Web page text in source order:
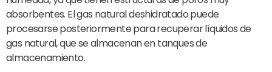
absorbentes. El gas natural deshidratado puede
procesarse posteriormente para recuperar líquidos de
gas natural, que se almacenan en tanques de
almacenamiento.